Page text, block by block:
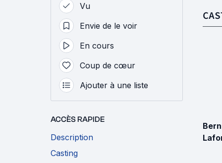
Vu
Envie de le voir
En cours
Coup de cœur
Ajouter à une liste
ACCÈS RAPIDE
Description
Casting